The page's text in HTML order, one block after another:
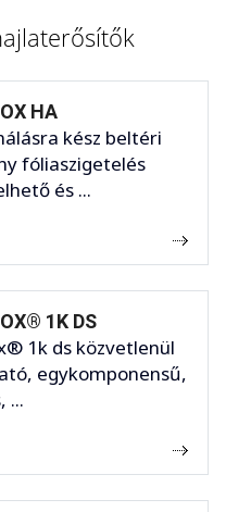
HA
kész beltéri
fóliaszigetelés
és ...
1K DS
1k ds közvetlenül
egykomponensű,
...